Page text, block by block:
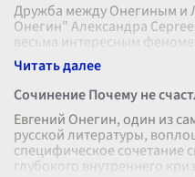
Дружба между Онегиным и
Онегин" Александра
весьма интересным
и социальных норм. Их вз
Сочинение Почему не
Евгений Онегин, один из
русской литературы,
специфическое сочетание
глубокого внутреннего